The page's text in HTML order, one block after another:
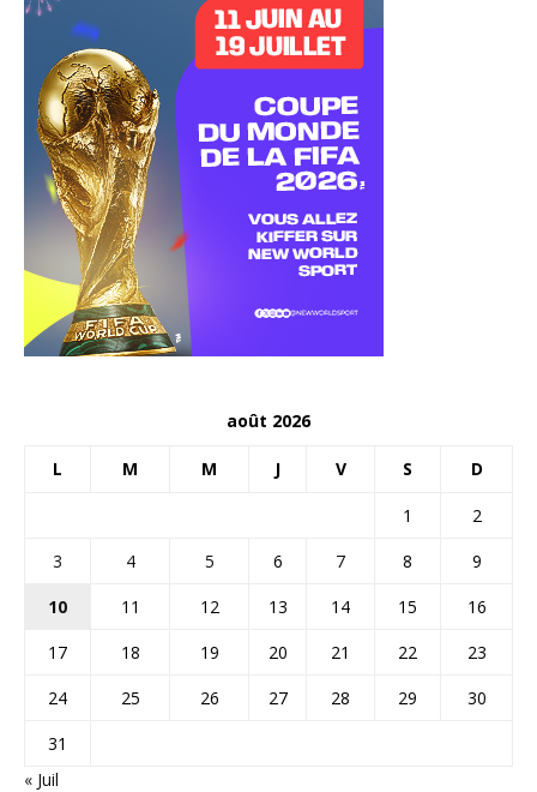
août 2026
L M M J V S D
1
2
3
4 5 6 7 8
9
10
11 12 13 14 15
16
17
18 19 20 21 22
23
24
25 26 27 28 29
30
31
« Juil